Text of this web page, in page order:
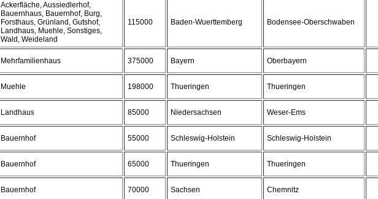
Ackerfläche, Aussiedlerhof,
Bauernhaus, Bauernhof, Burg,
Forsthaus, Grünland, Gutshof,
Landhaus, Muehle, Sonstiges,
Wald, Weideland
115000 Baden-Wuerttemberg Bodensee-Oberschwaben
Mehrfamilienhaus 375000 Bayern Oberbayern
Muehle 198000 Thueringen Thueringen
Landhaus 85000 Niedersachsen Weser-Ems
Bauernhof 55000 Schleswig-Holstein Schleswig-Holstein
Bauernhof 65000 Thueringen Thueringen
Bauernhof 70000 Sachsen Chemnitz